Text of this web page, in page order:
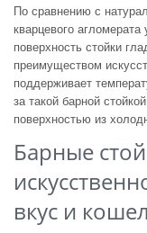
По сравнению с
кварцевого
поверхность стойки
преимуществом
поддерживает
за такой барной
поверхностью из
Барные
вкус и